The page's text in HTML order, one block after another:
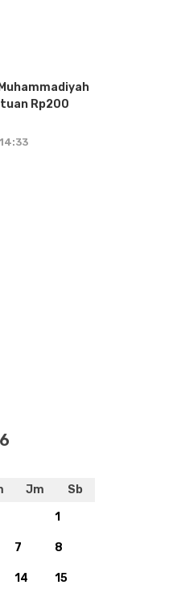
Rp200
Jm
Sb
1
7 8
14 15